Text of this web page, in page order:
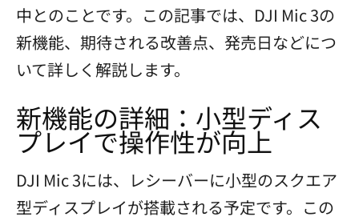
中とのことです。この記事では、DJI Mic 3の
新機能、期待される改善点、発売日などにつ
いて詳しく解説します。
新機能の詳細：小型ディス
プレイで操作性が向上
DJI Mic 3には、レシーバーに小型のスクエア
型ディスプレイが搭載される予定です。この